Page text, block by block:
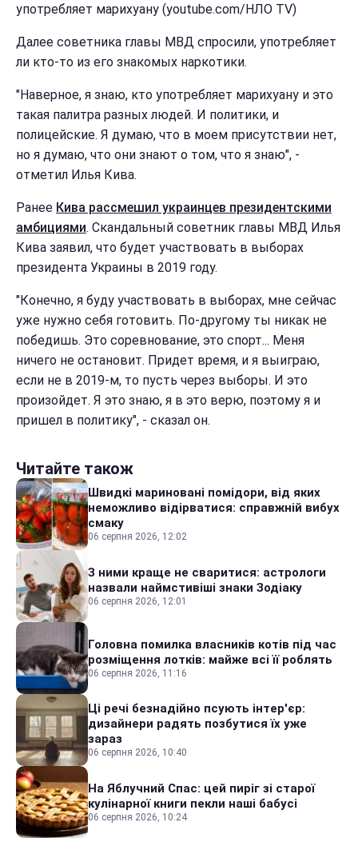
употребляет марихуану (youtube.com/НЛО TV)
Далее советника главы МВД спросили, употребляет
ли кто-то из его знакомых наркотики.
"Наверное, я знаю, кто употребляет марихуану и это
такая палитра разных людей. И политики, и
полицейские. Я думаю, что в моем присутствии нет,
но я думаю, что они знают о том, что я знаю", -
отметил Илья Кива.
Ранее Кива рассмешил украинцев президентскими
амбициями. Скандальный советник главы МВД Илья
Кива заявил, что будет участвовать в выборах
президента Украины в 2019 году.
"Конечно, я буду участвовать в выборах, мне сейчас
уже нужно себя готовить. По-другому ты никак не
победишь. Это соревнование, это спорт... Меня
ничего не остановит. Придет время, и я выиграю,
если не в 2019-м, то пусть через выборы. И это
произойдет. Я это знаю, я в это верю, поэтому я и
пришел в политику", - сказал он.
Читайте також
Швидкі мариновані помідори, від яких
неможливо відірватися: справжній вибух
смаку
06 серпня 2026, 12:02
З ними краще не сваритися: астрологи
назвали наймстивіші знаки Зодіаку
06 серпня 2026, 12:01
Головна помилка власників котів під час
розміщення лотків: майже всі її роблять
06 серпня 2026, 11:16
Ці речі безнадійно псують інтер'єр:
дизайнери радять позбутися їх уже
зараз
06 серпня 2026, 10:40
На Яблучний Спас: цей пиріг зі старої
кулінарної книги пекли наші бабусі
06 серпня 2026, 10:24